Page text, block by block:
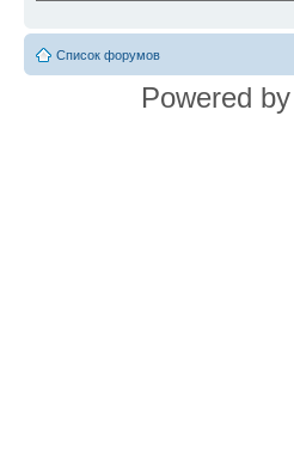
Список форумов
Powered by